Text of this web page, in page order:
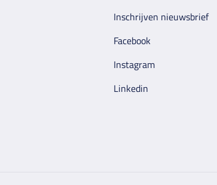
Inschrijven nieuwsbrief
Facebook
Instagram
Linkedin